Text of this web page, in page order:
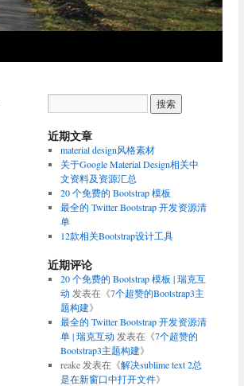
近期文章
material design风格素材
关于Google Material Design相关中
文资料及资源汇总
20 个免费的 Bootstrap 模板
最全的 Twitter Bootstrap 开发资源清
单
12款相关Bootstrap设计工具
近期评论
20 个免费的 Bootstrap 模板 | 瑞克互
动 发表在《7个超赞的Bootstrap3主
题构建》
最全的 Twitter Bootstrap 开发资源清
单 | 瑞克互动 发表在《7个超赞的
Bootstrap3主题构建》
reake发表在《解决sublime text 2总
是在新窗口中打开文件》